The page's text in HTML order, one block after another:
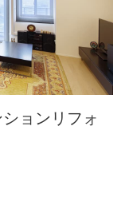
ョンリフォ